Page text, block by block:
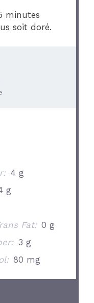
minutes
soit doré.
4 g
g
Fat: 0 g
3 g
80 mg